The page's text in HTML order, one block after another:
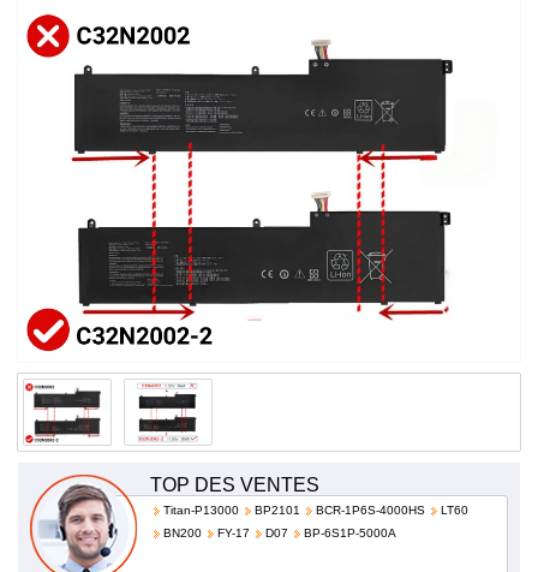
de haute qualité et à bas prix!
TOP DES VENTES
Titan-P13000 BP2101 BCR-1P6S-4000HS
LT60
BN200
FY-17 D07 BP-6S1P-5000A